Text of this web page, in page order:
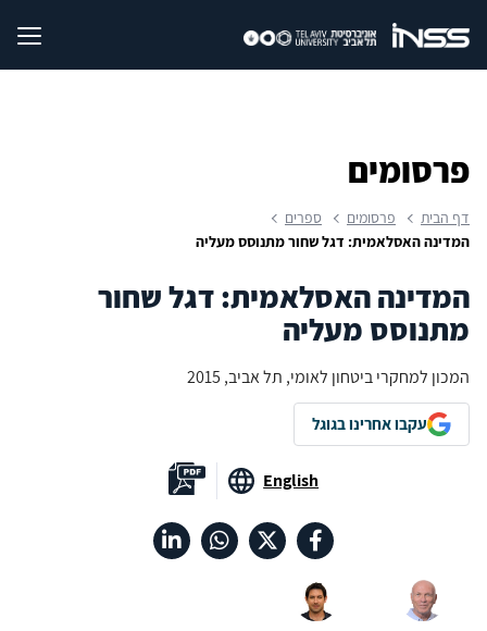
פרסומים
דף הבית פרסומים
ספרים
המדינה האסלאמית: דגל שחור מתנוסס מעליה
המדינה האסלאמית: דגל שחור
מתנוסס מעליה
המכון למחקרי ביטחון לאומי, תל אביב, 2015
עקבו אחרינו בגוגל
English